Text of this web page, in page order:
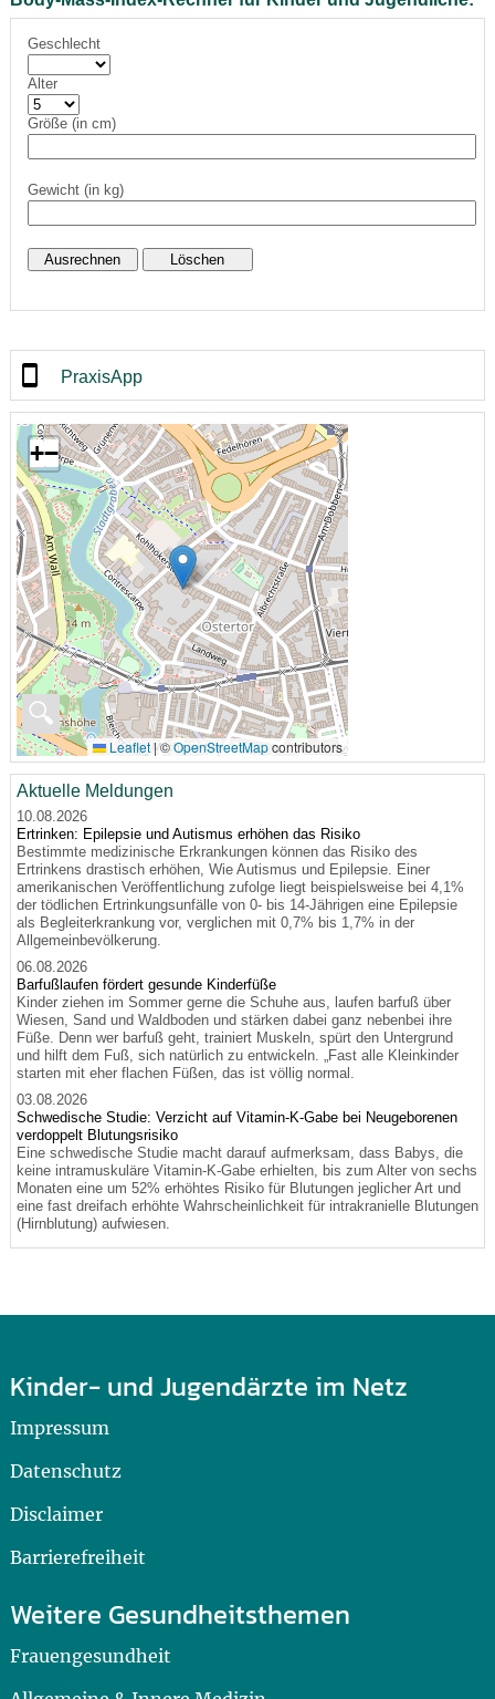
Geschlecht
Alter
Größe (in cm)
Gewicht (in kg)
PraxisApp
🔍
+−
Leaflet|©OpenStreetMapcontributors
Aktuelle Meldungen
10.08.2026
Ertrinken: Epilepsie und Autismus erhöhen das Risiko
Bestimmte medizinische Erkrankungen können das Risiko des
Ertrinkens drastisch erhöhen, Wie Autismus und Epilepsie. Einer
amerikanischen Veröffentlichung zufolge liegt beispielsweise bei 4,1%
der tödlichen Ertrinkungsunfälle von 0- bis 14-Jährigen eine Epilepsie
als Begleiterkrankung vor, verglichen mit 0,7% bis 1,7% in der
Allgemeinbevölkerung.
06.08.2026
Barfußlaufen fördert gesunde Kinderfüße
Kinder ziehen im Sommer gerne die Schuhe aus, laufen barfuß über
Wiesen, Sand und Waldboden und stärken dabei ganz nebenbei ihre
Füße. Denn wer barfuß geht, trainiert Muskeln, spürt den Untergrund
und hilft dem Fuß, sich natürlich zu entwickeln. „Fast alle Kleinkinder
starten mit eher flachen Füßen, das ist völlig normal.
03.08.2026
Schwedische Studie: Verzicht auf Vitamin-K-Gabe bei Neugeborenen
verdoppelt Blutungsrisiko
Eine schwedische Studie macht darauf aufmerksam, dass Babys, die
keine intramuskuläre Vitamin-K-Gabe erhielten, bis zum Alter von sechs
Monaten eine um 52% erhöhtes Risiko für Blutungen jeglicher Art und
eine fast dreifach erhöhte Wahrscheinlichkeit für intrakranielle Blutungen
(Hirnblutung) aufwiesen.
Kinder- und Jugendärzte im Netz
Impressum
Datenschutz
Disclaimer
Barrierefreiheit
Weitere Gesundheitsthemen
Frauengesundheit